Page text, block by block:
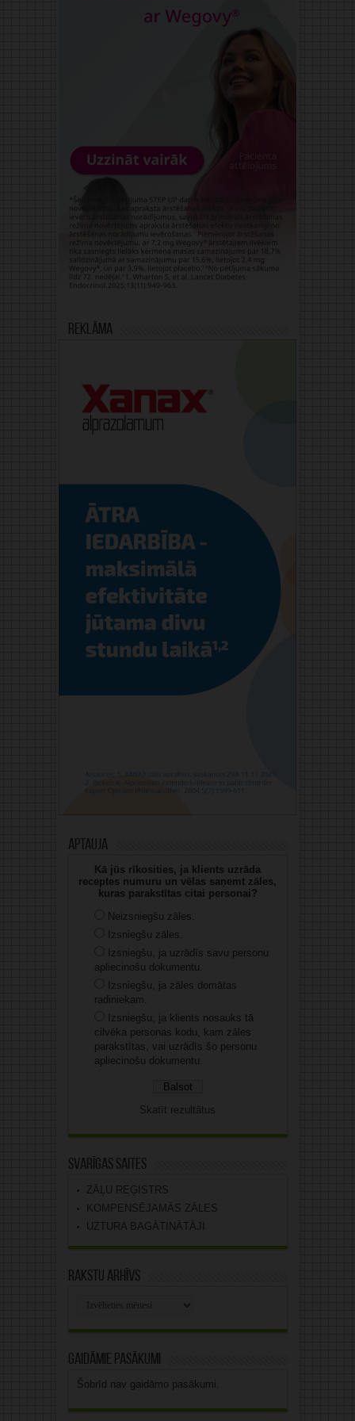
Reklāma
Aptauja
Kā jūs rīkosities, ja klients uzrāda
receptes numuru un vēlas saņemt zāles,
kuras parakstītas citai personai?
Neizsniegšu zāles.
Izsniegšu zāles.
Izsniegšu, ja uzrādīs savu personu
apliecinošu dokumentu.
Izsniegšu, ja zāles domātas
radiniekam.
Izsniegšu, ja klients nosauks tā
cilvēka personas kodu, kam zāles
parakstītas, vai uzrādīs šo personu
apliecinošu dokumentu.
Skatīt rezultātus
Svarīgas saites
ZĀĻU REĢISTRS
KOMPENSĒJAMĀS ZĀLES
UZTURA BAGĀTINĀTĀJI
Rakstu arhīvs
Gaidāmie pasākumi
Šobrīd nav gaidāmo pasākumi.